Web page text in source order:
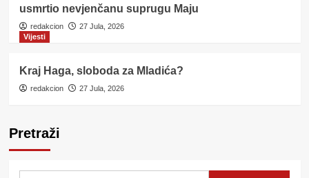
usmrtio nevjenčanu suprugu Maju
redakcion
27 Jula, 2026
Vijesti
Kraj Haga, sloboda za Mladića?
redakcion 27 Jula, 2026
Pretraži